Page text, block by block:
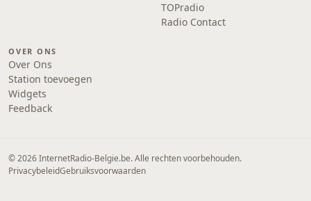
TOPradio
Radio Contact
OVER ONS
Over Ons
Station toevoegen
Widgets
Feedback
© 2026 InternetRadio-Belgie.be. Alle rechten voorbehouden.
PrivacybeleidGebruiksvoorwaarden